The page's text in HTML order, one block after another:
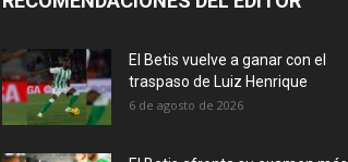
El Betis vuelve a ganar con el
traspaso de Luiz Henrique
6 de agosto de 2026